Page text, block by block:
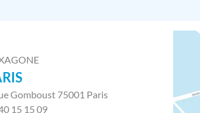
Gomboust 75001 Paris
15 15 09